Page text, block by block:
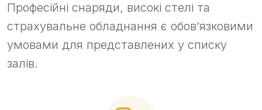
Професійні снаряди, високі стелі та
страхувальне обладнання є обов’язковими
умовами для представлених у списку
залів.